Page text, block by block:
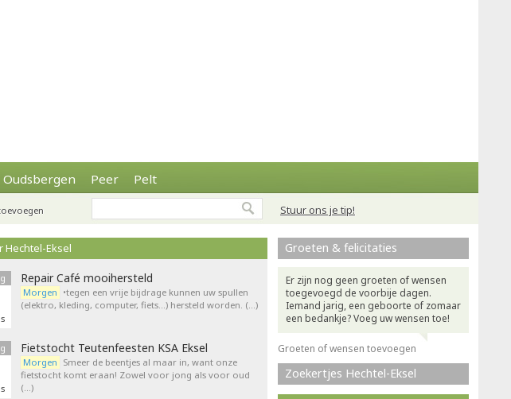
Oudsbergen Peer Pelt
Stuur ons je tip!
Hechtel-Eksel
Repair Café mooihersteld
Morgen •tegen een vrije bijdrage kunnen uw spullen
(elektro, kleding, computer, fiets…) hersteld worden. (…)
Fietstocht Teutenfeesten KSA Eksel
Morgen Smeer de beentjes al maar in, want onze
fietstocht komt eraan! Zowel voor jong als voor oud
(…)
Groeten & felicitaties
Er zijn nog geen groeten of wensen
toegevoegd de voorbije dagen.
Iemand jarig, een geboorte of zomaar
een bedankje? Voeg uw wensen toe!
Groeten of wensen toevoegen
Zoekertjes Hechtel-Eksel